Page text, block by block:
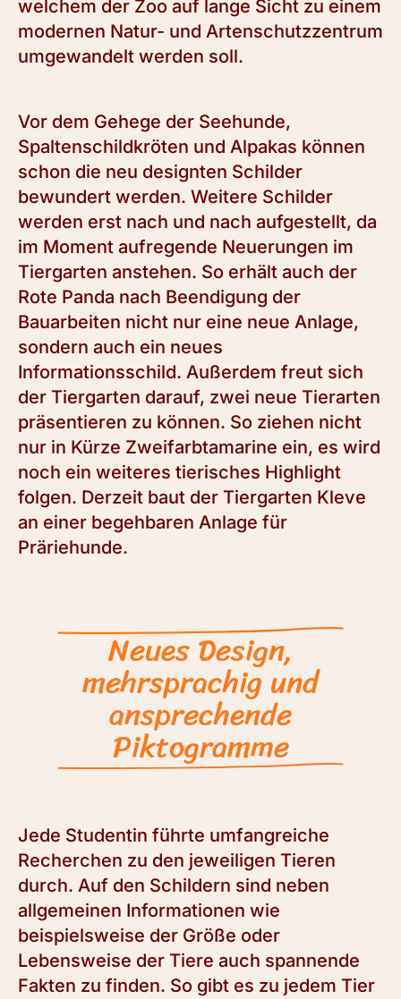
welchem der Zoo auf lange Sicht zu einem
modernen Natur- und Artenschutzzentrum
umgewandelt werden soll.
Vor dem Gehege der Seehunde,
Spaltenschildkröten und Alpakas können
schon die neu designten Schilder
bewundert werden. Weitere Schilder
werden erst nach und nach aufgestellt, da
im Moment aufregende Neuerungen im
Tiergarten anstehen. So erhält auch der
Rote Panda nach Beendigung der
Bauarbeiten nicht nur eine neue Anlage,
sondern auch ein neues
Informationsschild. Außerdem freut sich
der Tiergarten darauf, zwei neue Tierarten
präsentieren zu können. So ziehen nicht
nur in Kürze Zweifarbtamarine ein, es wird
noch ein weiteres tierisches Highlight
folgen. Derzeit baut der Tiergarten Kleve
an einer begehbaren Anlage für
Präriehunde.
Neues Design,
mehrsprachig und
ansprechende
Piktogramme
Jede Studentin führte umfangreiche
Recherchen zu den jeweiligen Tieren
durch. Auf den Schildern sind neben
allgemeinen Informationen wie
beispielsweise der Größe oder
Lebensweise der Tiere auch spannende
Fakten zu finden. So gibt es zu jedem Tier